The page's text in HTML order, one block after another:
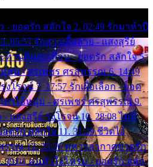
- ยอดรัก สลักใจ 2. 02:49 รักมาห้าปี
05:57 รักสาวเสื้อลาย - แสงสุรีย์
ะท้านดินสะเทือน - ยอดรัก สลักใจ 5.
ล่น - ศรเพชร ศรสุพรรณ 6. 14:49
งโรจน์ 7. 17:57 รักเผื่อเลือก - ยอด
ตาไอ้หนุ่ม - ศรเพชร ศรสุพรรณ 9.
แสงสุรีย์ รุ่งโรจน์ 10. 28:08 ไม่มี
ดรัก สลักใจ 11. 31:29 ชีวิตไอ้
รรณ 12. 35:26 ทหารอากาศขาดรัก
39:01 คนหัวใจโทรม - ยอดรัก สลัก